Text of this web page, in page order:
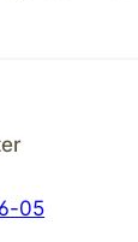
05